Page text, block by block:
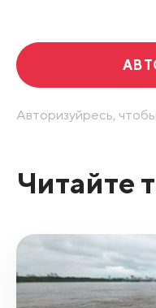
Авторизуйресь,
Читайте